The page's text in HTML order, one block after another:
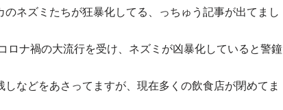
ネズミたちが狂暴化してる、っちゅう記事が出てまし
ナ禍の大流行を受け、ネズミが凶暴化していると警鐘
などをあさってますが、現在多くの飲食店が閉めてま